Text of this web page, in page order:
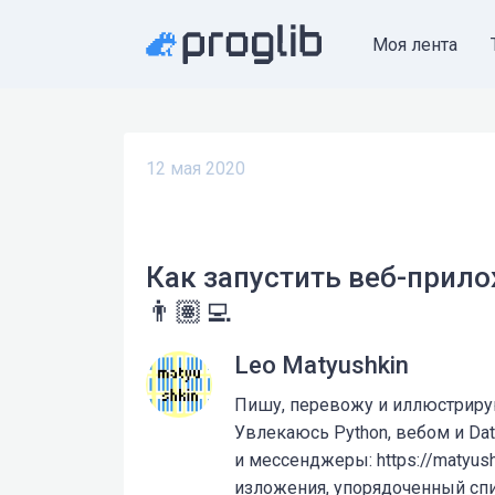
Моя лента
12 мая 2020
Как запустить веб-
👨🏽‍💻
Leo Matyushkin
Пишу, перевожу и
Увлекаюсь Python, вебом и
и мессенджеры: https://
изложения, упорядоченный